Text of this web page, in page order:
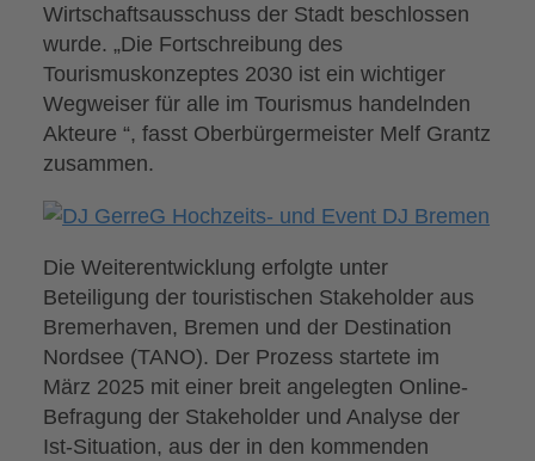
Wirtschaftsausschuss der Stadt beschlossen
wurde. „Die Fortschreibung des
Tourismuskonzeptes 2030 ist ein wichtiger
Wegweiser für alle im Tourismus handelnden
Akteure “, fasst Oberbürgermeister Melf Grantz
zusammen.
Die Weiterentwicklung erfolgte unter
Beteiligung der touristischen Stakeholder aus
Bremerhaven, Bremen und der Destination
Nordsee (TANO). Der Prozess startete im
März 2025 mit einer breit angelegten Online-
Befragung der Stakeholder und Analyse der
Ist-Situation, aus der in den kommenden